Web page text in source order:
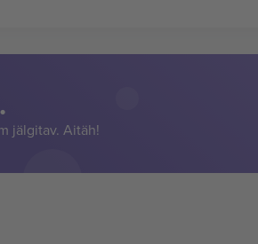
jälgitav. Aitäh!